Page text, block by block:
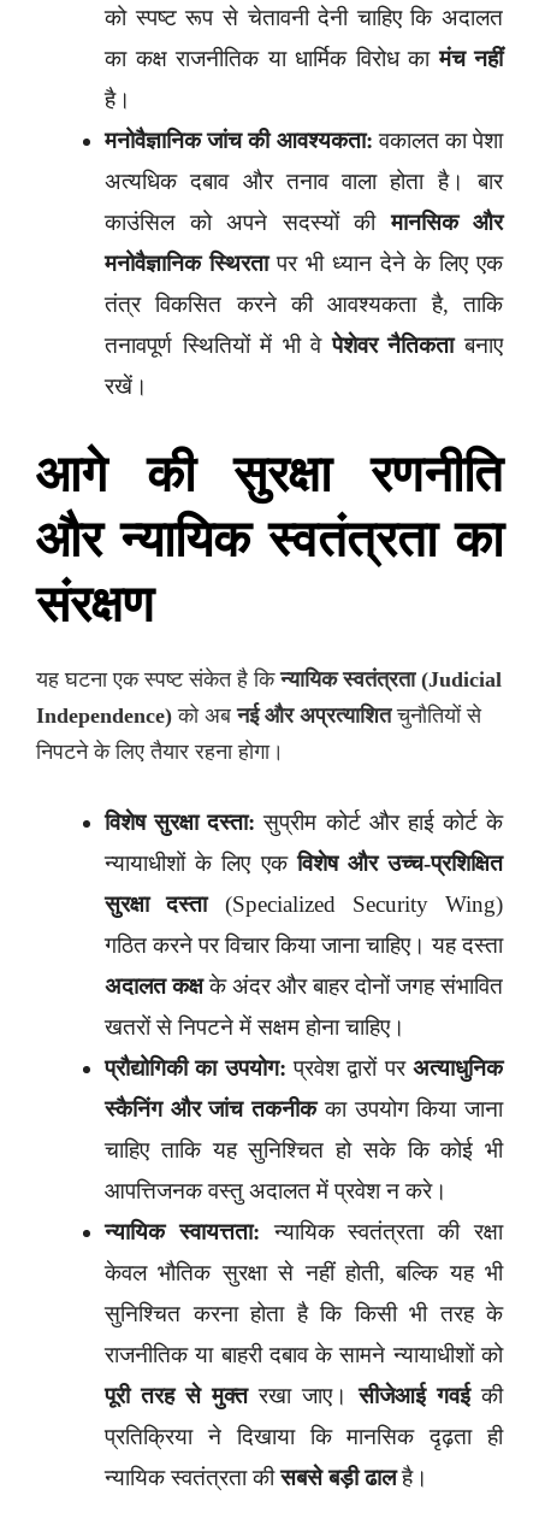
को स्पष्ट रूप से चेतावनी देनी चाहिए कि अदालत
का कक्ष राजनीतिक या धार्मिक विरोध कामंच नहीं
है।
मनोवैज्ञानिक जांच की आवश्यकता: वकालत का पेशा
अत्यधिक दबाव और तनाव वाला होता है। बार
काउंसिल को अपने सदस्यों कीमानसिक और
मनोवैज्ञानिक स्थिरतापर भी ध्यान देने के लिए एक
तंत्र विकसित करने की आवश्यकता है, ताकि
तनावपूर्ण स्थितियों में भी वेपेशेवर नैतिकताबनाए
रखें।
आगे की सुरक्षा रणनीति
और न्यायिक स्वतंत्रता का
संरक्षण
यह घटना एक स्पष्ट संकेत है किन्यायिक स्वतंत्रता (Judicial
Independence) को अबनई और अप्रत्याशितचुनौतियों से
निपटने के लिए तैयार रहना होगा।
विशेष सुरक्षा दस्ता: सुप्रीम कोर्ट और हाई कोर्ट के
न्यायाधीशों के लिए एकविशेष और उच्च-प्रशिक्षित
सुरक्षा दस्ता(Specialized Security Wing)
गठित करने पर विचार किया जाना चाहिए। यह दस्ता
अदालत कक्षके अंदर और बाहर दोनों जगह संभावित
खतरों से निपटने में सक्षम होना चाहिए।
प्रौद्योगिकी का उपयोग: प्रवेश द्वारों परअत्याधुनिक
स्कैनिंग और जांच तकनीकका उपयोग किया जाना
चाहिए ताकि यह सुनिश्चित हो सके कि कोई भी
आपत्तिजनक वस्तु अदालत में प्रवेश न करे।
न्यायिक स्वायत्तता: न्यायिक स्वतंत्रता की रक्षा
केवल भौतिक सुरक्षा से नहीं होती, बल्कि यह भी
सुनिश्चित करना होता है कि किसी भी तरह के
राजनीतिक या बाहरी दबाव के सामने न्यायाधीशों को
पूरी तरह से मुक्तरखा जाए।सीजेआई गवईकी
प्रतिक्रिया ने दिखाया कि मानसिक दृढ़ता ही
न्यायिक स्वतंत्रता कीसबसे बड़ी ढालहै।